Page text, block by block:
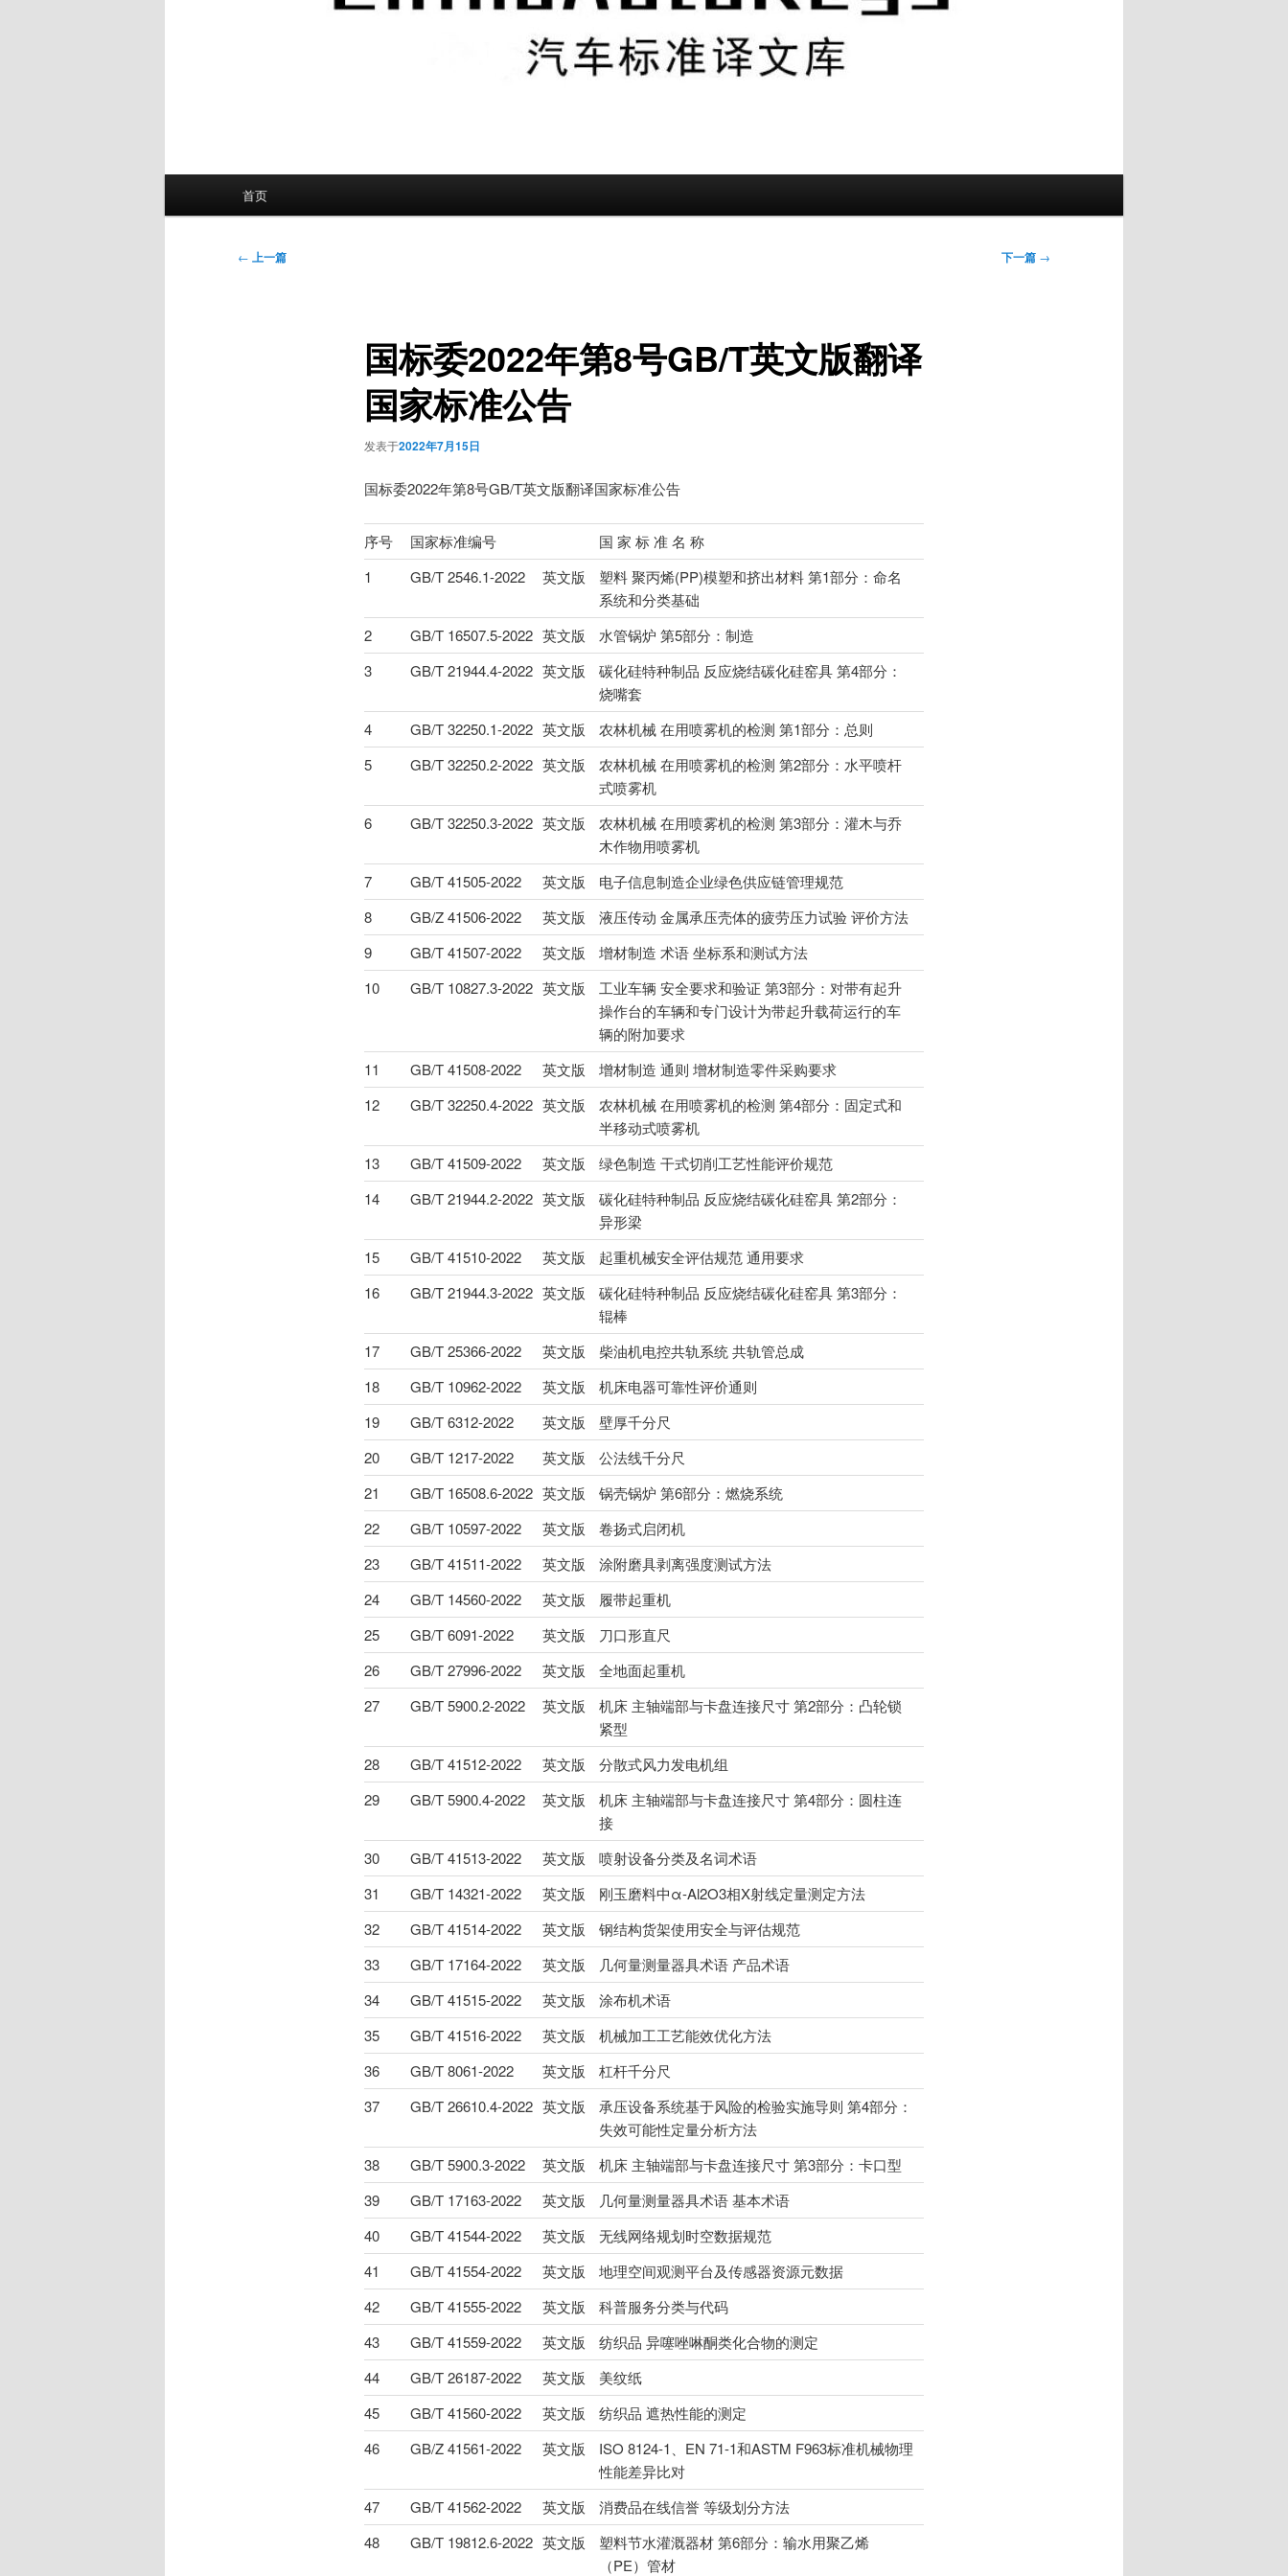
首页
文
← 上一篇 下一篇 →
国标委2022年第8号GB/T英文版翻译
国家标准公告
发表于2022年7月15日
国标委2022年第8号GB/T英文版翻译国家标准公告
序号 国家标准编号
国 家 标 准 名 称
1
GB/T 2546.1-2022 英文版
塑料 聚丙烯(PP)模塑和挤出材料 第1部分：命名
系统和分类基础
2
GB/T 16507.5-2022 英文版
水管锅炉 第5部分：制造
3
GB/T 21944.4-2022 英文版
碳化硅特种制品 反应烧结碳化硅窑具 第4部分：
烧嘴套
4
GB/T 32250.1-2022 英文版
农林机械 在用喷雾机的检测 第1部分：总则
5
GB/T 32250.2-2022 英文版
农林机械 在用喷雾机的检测 第2部分：水平喷杆
式喷雾机
6
GB/T 32250.3-2022 英文版
农林机械 在用喷雾机的检测 第3部分：灌木与乔
木作物用喷雾机
7
GB/T 41505-2022 英文版
电子信息制造企业绿色供应链管理规范
8
GB/Z 41506-2022 英文版
液压传动 金属承压壳体的疲劳压力试验 评价方法
9
GB/T 41507-2022 英文版
增材制造 术语 坐标系和测试方法
10
GB/T 10827.3-2022 英文版
工业车辆 安全要求和验证 第3部分：对带有起升
操作台的车辆和专门设计为带起升载荷运行的车
辆的附加要求
11
GB/T 41508-2022 英文版
增材制造 通则 增材制造零件采购要求
12
GB/T 32250.4-2022 英文版
农林机械 在用喷雾机的检测 第4部分：固定式和
半移动式喷雾机
13
GB/T 41509-2022 英文版
绿色制造 干式切削工艺性能评价规范
14
GB/T 21944.2-2022 英文版
碳化硅特种制品 反应烧结碳化硅窑具 第2部分：
异形梁
15
GB/T 41510-2022 英文版
起重机械安全评估规范 通用要求
16
GB/T 21944.3-2022 英文版
碳化硅特种制品 反应烧结碳化硅窑具 第3部分：
辊棒
17
GB/T 25366-2022 英文版
柴油机电控共轨系统 共轨管总成
18
GB/T 10962-2022 英文版
机床电器可靠性评价通则
19
GB/T 6312-2022 英文版
壁厚千分尺
20
GB/T 1217-2022 英文版
公法线千分尺
21
GB/T 16508.6-2022 英文版
锅壳锅炉 第6部分：燃烧系统
22
GB/T 10597-2022 英文版
卷扬式启闭机
23
GB/T 41511-2022 英文版
涂附磨具剥离强度测试方法
24
GB/T 14560-2022 英文版
履带起重机
25
GB/T 6091-2022 英文版
刀口形直尺
26
GB/T 27996-2022 英文版
全地面起重机
27
GB/T 5900.2-2022 英文版
机床 主轴端部与卡盘连接尺寸 第2部分：凸轮锁
紧型
28
GB/T 41512-2022 英文版
分散式风力发电机组
29
GB/T 5900.4-2022 英文版
机床 主轴端部与卡盘连接尺寸 第4部分：圆柱连
接
30
GB/T 41513-2022 英文版
喷射设备分类及名词术语
31
GB/T 14321-2022 英文版
刚玉磨料中α-Al2O3相X射线定量测定方法
32
GB/T 41514-2022 英文版
钢结构货架使用安全与评估规范
33
GB/T 17164-2022 英文版
几何量测量器具术语 产品术语
34
GB/T 41515-2022 英文版
涂布机术语
35
GB/T 41516-2022 英文版
机械加工工艺能效优化方法
36
GB/T 8061-2022 英文版
杠杆千分尺
37
GB/T 26610.4-2022 英文版
承压设备系统基于风险的检验实施导则 第4部分：
失效可能性定量分析方法
38
GB/T 5900.3-2022 英文版
机床 主轴端部与卡盘连接尺寸 第3部分：卡口型
39
GB/T 17163-2022 英文版
几何量测量器具术语 基本术语
40
GB/T 41544-2022 英文版
无线网络规划时空数据规范
41
GB/T 41554-2022 英文版
地理空间观测平台及传感器资源元数据
42
GB/T 41555-2022 英文版
科普服务分类与代码
43
GB/T 41559-2022 英文版
纺织品 异噻唑啉酮类化合物的测定
44
GB/T 26187-2022 英文版
美纹纸
45
GB/T 41560-2022 英文版
纺织品 遮热性能的测定
46
GB/Z 41561-2022 英文版
ISO 8124-1、EN 71-1和ASTM F963标准机械物理
性能差异比对
47
GB/T 41562-2022 英文版
消费品在线信誉 等级划分方法
48
GB/T 19812.6-2022 英文版
塑料节水灌溉器材 第6部分：输水用聚乙烯
（PE）管材